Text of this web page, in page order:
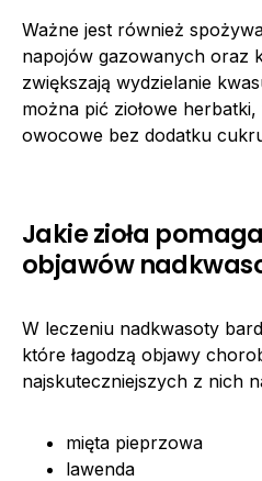
Ważne jest również
napojów gazowanych oraz
zwiększają wydzielanie
można pić ziołowe
owocowe bez dodatku
Jakie zioła
objawów
W leczeniu nadkwasoty
które łagodzą objawy
najskuteczniejszych z nich
mięta pieprzowa
lawenda